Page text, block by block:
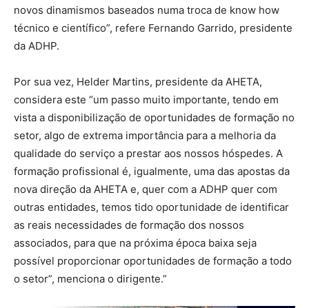
novos dinamismos baseados numa troca de know how
técnico e científico”, refere Fernando Garrido, presidente
da ADHP.
Por sua vez, Helder Martins, presidente da AHETA,
considera este “um passo muito importante, tendo em
vista a disponibilização de oportunidades de formação no
setor, algo de extrema importância para a melhoria da
qualidade do serviço a prestar aos nossos hóspedes. A
formação profissional é, igualmente, uma das apostas da
nova direção da AHETA e, quer com a ADHP quer com
outras entidades, temos tido oportunidade de identificar
as reais necessidades de formação dos nossos
associados, para que na próxima época baixa seja
possível proporcionar oportunidades de formação a todo
o setor”, menciona o dirigente.”